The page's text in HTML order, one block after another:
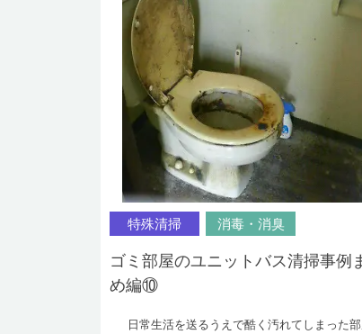
特殊清掃 消毒・消臭
ゴミ部屋のユニットバス清掃事例
め編⑩
日常生活を送るうえで酷く汚れてしまった